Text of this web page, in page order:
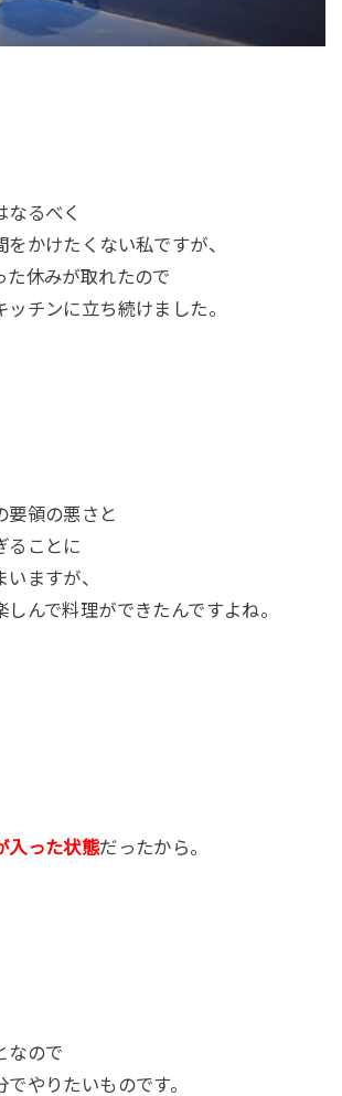
なるべく
かけたくない私ですが、
た休みが取れたので
チンに立ち続けました。
要領の悪さと
ることに
ますが、
んで料理ができたんですよね。
入った状態だったから。
なので
やりたいものです。